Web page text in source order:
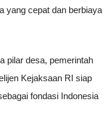
yang cepat dan berbiaya
pilar desa, pemerintah
Kejaksaan RI siap
fondasi Indonesia